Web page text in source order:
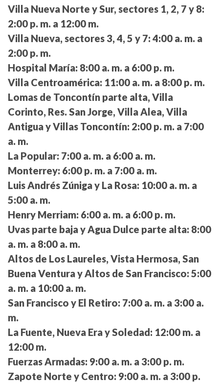
Villa Nueva Norte y Sur, sectores 1, 2, 7 y 8:
2:00 p. m. a 12:00 m.
Villa Nueva, sectores 3, 4, 5 y 7: 4:00 a. m. a
2:00 p. m.
Hospital María: 8:00 a. m. a 6:00 p. m.
Villa Centroamérica: 11:00 a. m. a 8:00 p. m.
Lomas de Toncontín parte alta, Villa
Corinto, Res. San Jorge, Villa Alea, Villa
Antigua y Villas Toncontín: 2:00 p. m. a 7:00
a. m.
La Popular: 7:00 a. m. a 6:00 a. m.
Monterrey: 6:00 p. m. a 7:00 a. m.
Luis Andrés Zúniga y La Rosa: 10:00 a. m. a
5:00 a. m.
Henry Merriam: 6:00 a. m. a 6:00 p. m.
Uvas parte baja y Agua Dulce parte alta: 8:00
a. m. a 8:00 a. m.
Altos de Los Laureles, Vista Hermosa, San
Buena Ventura y Altos de San Francisco: 5:00
a. m. a 10:00 a. m.
San Francisco y El Retiro: 7:00 a. m. a 3:00 a.
m.
La Fuente, Nueva Era y Soledad: 12:00 m. a
12:00 m.
Fuerzas Armadas: 9:00 a. m. a 3:00 p. m.
Zapote Norte y Centro: 9:00 a. m. a 3:00 p.